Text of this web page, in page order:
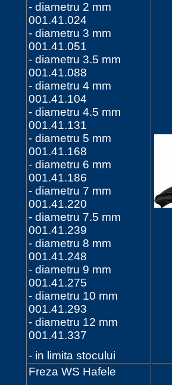
- diametru 2 mm
001.41.024
- diametru 3 mm
001.41.051
- diametru 3.5 mm
001.41.088
- diametru 4 mm
001.41.104
- diametru 4.5 mm
001.41.131
- diametru 5 mm
001.41.168
- diametru 6 mm
001.41.186
- diametru 7 mm
001.41.220
- diametru 7.5 mm
001.41.239
- diametru 8 mm
001.41.248
- diametru 9 mm
001.41.275
- diametru 10 mm
001.41.293
- diametru 12 mm
001.41.337
- in limita stocului
Freza WS Hafele